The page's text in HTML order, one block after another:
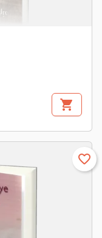
shopping_cart
favorite_border